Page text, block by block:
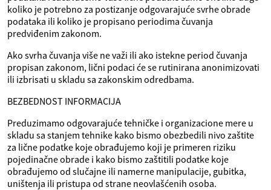
koliko je potrebno za postizanje odgovarajuće svrhe obrade
podataka ili koliko je propisano periodima čuvanja
predviđenim zakonom.
Ako svrha čuvanja više ne važi ili ako istekne period čuvanja
propisan zakonom, lični podaci će se rutinirana anonimizovati
ili izbrisati u skladu sa zakonskim odredbama.
BEZBEDNOST INFORMACIJA
Preduzimamo odgovarajuće tehničke i organizacione mere u
skladu sa stanjem tehnike kako bismo obezbedili nivo zaštite
za lične podatke koje obrađujemo koji je primeren riziku
pojedinačne obrade i kako bismo zaštitili podatke koje
obrađujemo od slučajne ili namerne manipulacije, gubitka,
uništenja ili pristupa od strane neovlašćenih osoba.